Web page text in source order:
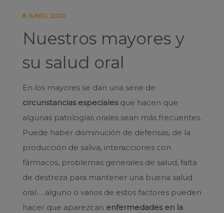
8 JUNIO, 2020
Nuestros mayores y
su salud oral
En los mayores se dan una serie de
circunstancias especialesque hacen que
algunas patologías orales sean más frecuentes.
Puede haber disminución de defensas, de la
producción de saliva, interacciones con
fármacos, problemas generales de salud, falta
de destreza para mantener una buena salud
oral…..alguno o varios de estos factores pueden
hacer que aparezcan enfermedades en la